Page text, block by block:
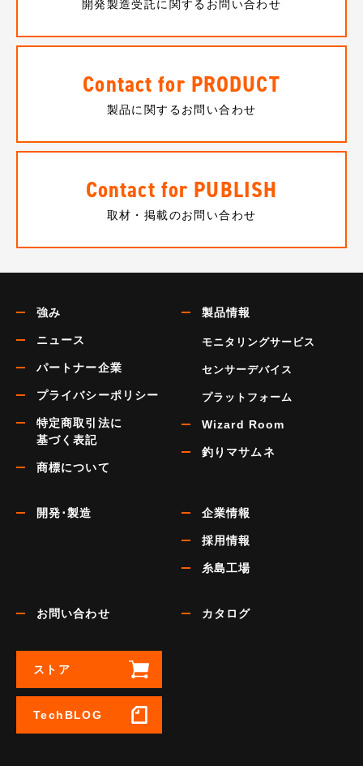
開発製造受託に関するお問い合わせ
Contact for PRODUCT
製品に関するお問い合わせ
Contact for PUBLISH
取材・掲載のお問い合わせ
強み
ニュース
パートナー企業
プライバシーポリシー
特定商取引法に
基づく表記
商標について
製品情報
モニタリングサービス
センサーデバイス
プラットフォーム
Wizard Room
釣りマサムネ
開発･製造 企業情報
採用情報
糸島工場
お問い合わせ カタログ
ストア
TechBLOG